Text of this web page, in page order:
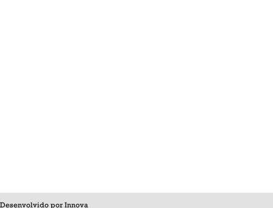
Desenvolvido por Innova